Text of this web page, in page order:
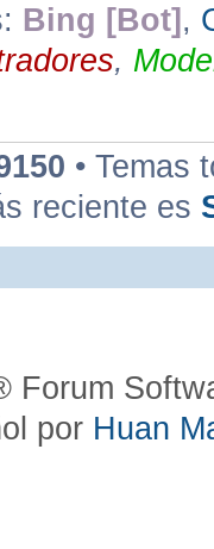
Bing [Bot] ,
,
• Temas
reciente es
Forum
por Huan